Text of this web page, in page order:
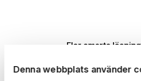
Denna webbplats använder
Fler smarta